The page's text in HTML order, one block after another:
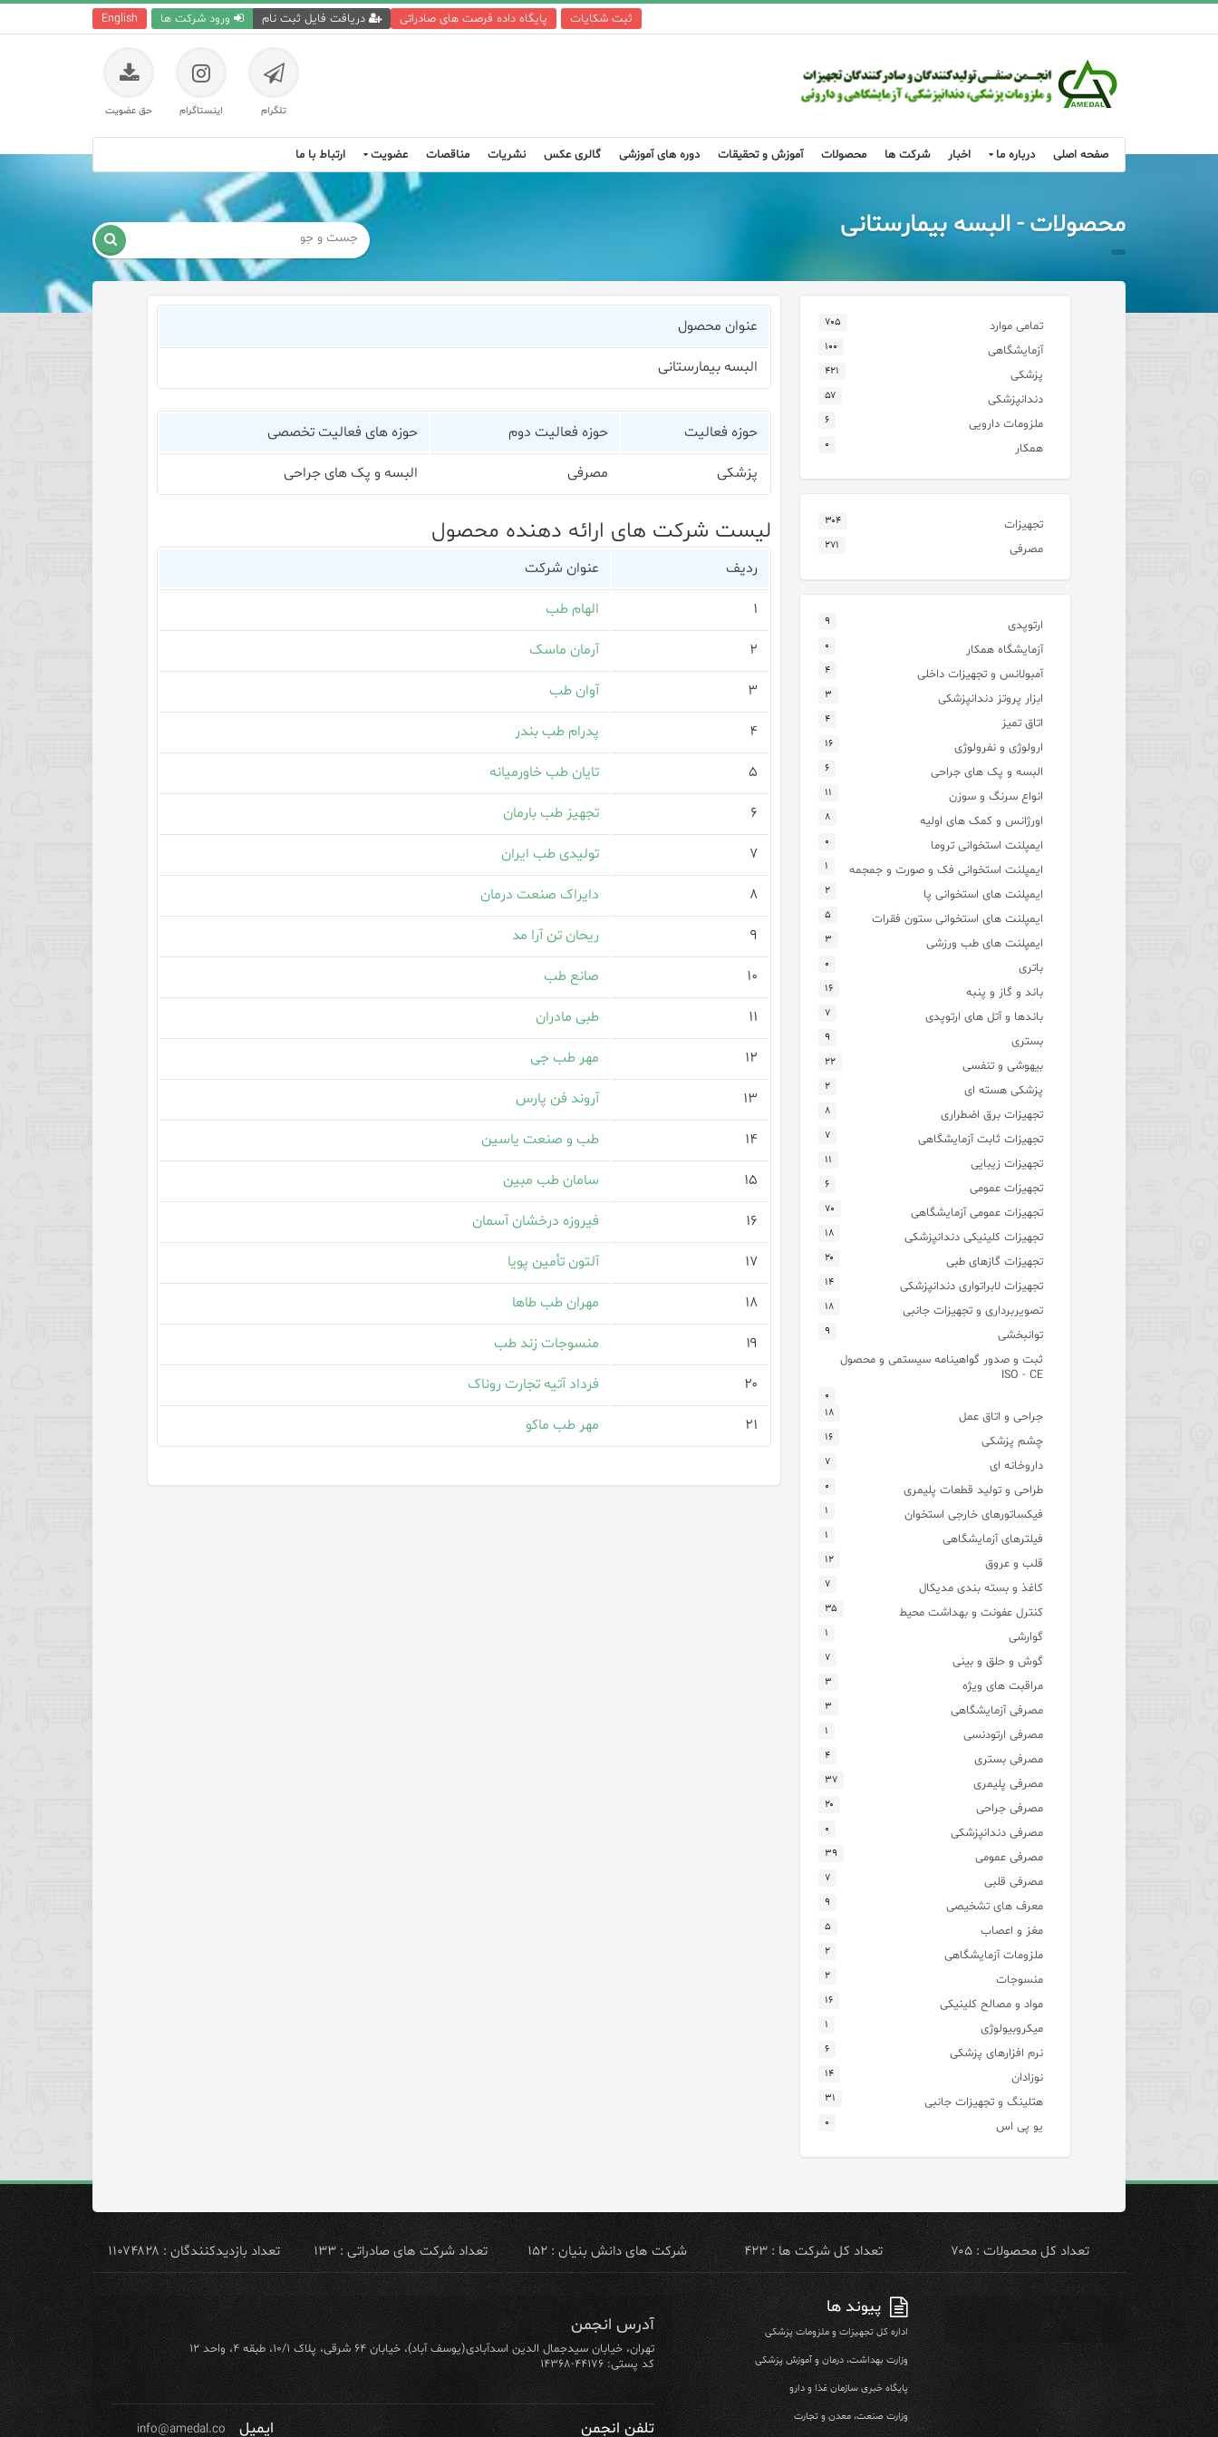
English ورود شرکت ها دریافت فایل ثبت نام پایگاه داده فرصت های صادراتی ثبت شکایات
تلگرام اینستاگرام حق عضویت
صفحه اصلی درباره ما اخبار شرکت ها محصولات آموزش و تحقیقات دوره های آموزشی گالری عکس نشریات مناقصات عضویت ارتباط با ما
محصولات - البسه بیمارستانی 
عنوان محصول
البسه بیمارستانی
حوزه فعالیت حوزه فعالیت دوم حوزه های فعالیت تخصصی
پزشکی مصرفی البسه و پک های جراحی
لیست شرکت های ارائه دهنده محصول
ردیف عنوان شرکت
۱ الهام طب
۲ آرمان ماسک
۳ آوان طب
۴ پدرام طب بندر
۵ تایان طب خاورمیانه
۶ تجهیز طب بارمان
۷ تولیدی طب ایران
۸ دایراک صنعت درمان
۹ ریحان تن آرا مد
۱۰ صانع طب
۱۱ طبی مادران
۱۲ مهر طب جی
۱۳ آروند فن پارس
۱۴ طب و صنعت یاسین
۱۵ سامان طب مبین
۱۶ فیروزه درخشان آسمان
۱۷ آلتون تأمین پویا
۱۸ مهران طب طاها
۱۹ منسوجات زند طب
۲۰ فرداد آتیه تجارت روناک
۲۱ مهر طب ماکو
تمامی موارد ۷۰۵
آزمایشگاهی ۱۰۰
پزشکی ۴۲۱
دندانپزشکی ۵۷
ملزومات دارویی ۶
همکار ۰
تجهیزات ۳۰۴
مصرفی ۲۷۱
ارتوپدی ۹
آزمایشگاه همکار ۰
آمبولانس و تجهیزات داخلی ۴
ابزار پروتز دندانپزشکی ۳
اتاق تمیز ۴
ارولوژی و نفرولوژی ۱۶
البسه و پک های جراحی ۶
انواع سرنگ و سوزن ۱۱
اورژانس و کمک های اولیه ۸
ایمپلنت استخوانی تروما ۰
ایمپلنت استخوانی فک و صورت و جمجمه ۱
ایمپلنت های استخوانی پا ۲
ایمپلنت های استخوانی ستون فقرات ۵
ایمپلنت های طب ورزشی ۳
باتری ۰
باند و گاز و پنبه ۱۶
باندها و آتل های ارتوپدی ۷
بستری ۹
بیهوشی و تنفسی ۲۲
پزشکی هسته ای ۲
تجهیزات برق اضطراری ۸
تجهیزات ثابت آزمایشگاهی ۷
تجهیزات زیبایی ۱۱
تجهیزات عمومی ۶
تجهیزات عمومی آزمایشگاهی ۷۰
تجهیزات کلینیکی دندانپزشکی ۱۸
تجهیزات گازهای طبی ۲۰
تجهیزات لابراتواری دندانپزشکی ۱۴
تصویربرداری و تجهیزات جانبی ۱۸
توانبخشی ۹
ثبت و صدور گواهینامه سیستمی و محصول
ISO - CE
۰
جراحی و اتاق عمل ۱۸
چشم پزشکی ۱۶
داروخانه ای ۷
طراحی و تولید قطعات پلیمری ۰
فیکساتورهای خارجی استخوان ۱
فیلترهای آزمایشگاهی ۱
قلب و عروق ۱۲
کاغذ و بسته بندی مدیکال ۷
کنترل عفونت و بهداشت محیط ۳۵
گوارشی ۱
گوش و حلق و بینی ۷
مراقبت های ویژه ۳
مصرفی آزمایشگاهی ۳
مصرفی ارتودنسی ۱
مصرفی بستری ۴
مصرفی پلیمری ۳۷
مصرفی جراحی ۲۰
مصرفی دندانپزشکی ۰
مصرفی عمومی ۳۹
مصرفی قلبی ۷
معرف های تشخیصی ۹
مغز و اعصاب ۵
ملزومات آزمایشگاهی ۲
منسوجات ۲
مواد و مصالح کلینیکی ۱۶
میکروبیولوژی ۱
نرم افزارهای پزشکی ۶
نوزادان ۱۴
هتلینگ و تجهیزات جانبی ۳۱
یو پی اس ۰
تعداد کل محصولات : ۷۰۵ تعداد کل شرکت ها : ۴۲۳ شرکت های دانش بنیان : ۱۵۲ تعداد شرکت های صادراتی : ۱۳۳ تعداد بازدیدکنندگان : ۱۱۰۷۴۸۲۸
پیوند ها
اداره کل تجهیزات و ملزومات پزشکی
وزارت بهداشت، درمان و آموزش پزشکی
پایگاه خبری سازمان غذا و دارو
وزارت صنعت، معدن و تجارت
آدرس انجمن
تهران، خیابان سیدجمال الدین اسدآبادی(یوسف آباد)، خیابان ۶۴ شرقی، پلاک ۱۰/۱، طبقه ۴، واحد ۱۲
کد پستی: ۴۴۱۷۶-۱۴۳۶۸
تلفن انجمن ایمیل info@amedal.co